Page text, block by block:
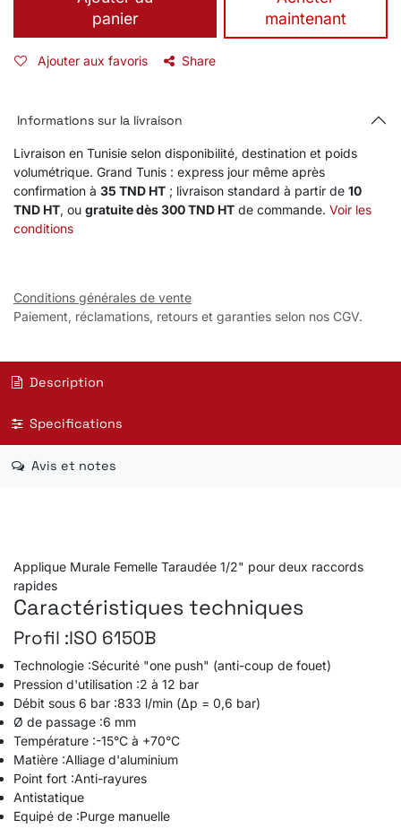
panier
maintenant
Ajouter aux favoris Share
Informations sur la livraison
Livraison en Tunisie selon disponibilité, destination et poids
volumétrique. Grand Tunis : express jour même après
confirmation à 35 TND HT ; livraison standard à partir de 10
TND HT, ou gratuite dès 300 TND HT de commande. Voir les
conditions
Conditions générales de vente
Paiement, réclamations, retours et garanties selon nos CGV.
Description
Specifications
Avis et notes
Applique Murale Femelle Taraudée 1/2" pour deux raccords
rapides
Caractéristiques techniques
Profil :ISO 6150B
Technologie :Sécurité "one push" (anti-coup de fouet)
Pression d'utilisation :2 à 12 bar
Débit sous 6 bar :833 l/min (Δp = 0,6 bar)
Ø de passage :6 mm
Température :-15°C à +70°C
Matière :Alliage d'aluminium
Point fort :Anti-rayures
Antistatique
Equipé de :Purge manuelle